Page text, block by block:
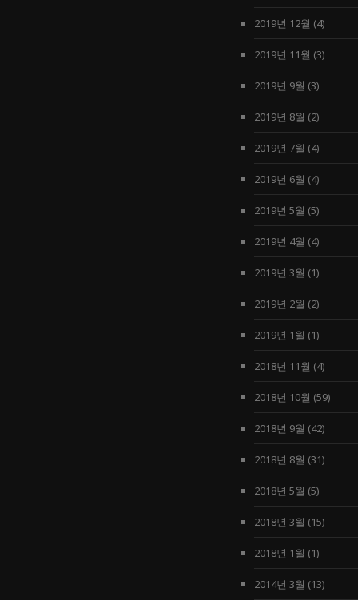
2019년 12월 (4)
2019년 11월 (3)
2019년 9월 (3)
2019년 8월 (2)
2019년 7월 (4)
2019년 6월 (4)
2019년 5월 (5)
2019년 4월 (4)
2019년 3월 (1)
2019년 2월 (2)
2019년 1월 (1)
2018년 11월 (4)
2018년 10월 (59)
2018년 9월 (42)
2018년 8월 (31)
2018년 5월 (5)
2018년 3월 (15)
2018년 1월 (1)
2014년 3월 (13)